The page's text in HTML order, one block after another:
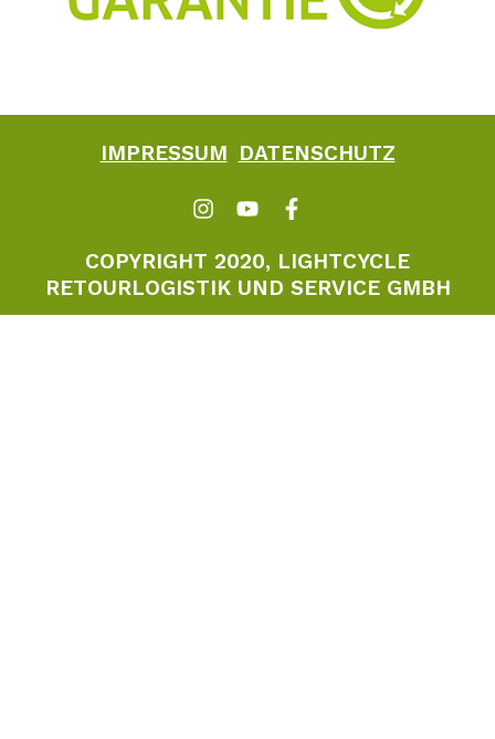
IMPRESSUM DATENSCHUTZ
COPYRIGHT 2020, LIGHTCYCLE
RETOURLOGISTIK UND SERVICE GMBH